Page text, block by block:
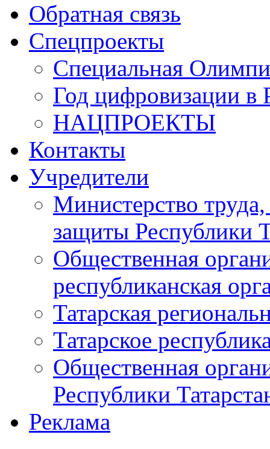
Обратная связь
Спецпроекты
Специальная
Год цифровизации в
НАЦПРОЕКТЫ
Контакты
Учредители
Министерство
защиты Республики
Общественная
республиканская
Татарская
Татарское
Общественная
Республики
Реклама